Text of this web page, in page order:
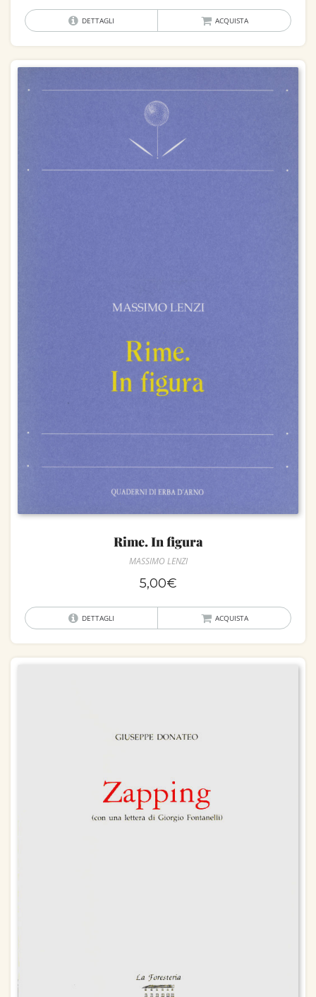
DETTAGLI ACQUISTA
Rime. In figura
MASSIMO LENZI
5,00€
DETTAGLI ACQUISTA